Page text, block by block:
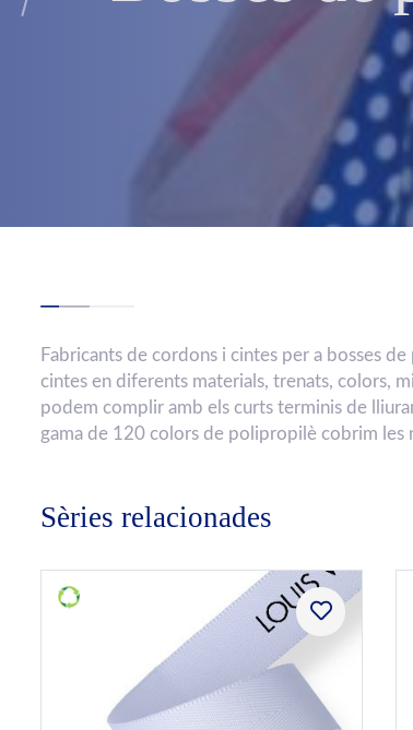
Fabricants de cordons i cintes per a bosses
cintes en diferents materials, trenats, colors,
podem complir amb els curts terminis de
gama de 120 colors de polipropilè cobrim les
Sèries relacionades